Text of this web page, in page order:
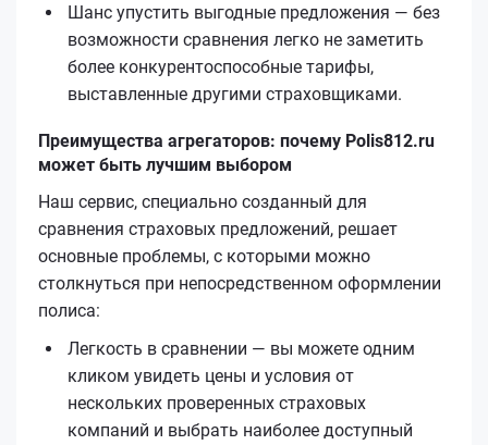
Шанс упустить выгодные предложения — без
возможности сравнения легко не заметить
более конкурентоспособные тарифы,
выставленные другими страховщиками.
Преимущества агрегаторов: почему Polis812.ru
может быть лучшим выбором
Наш сервис, специально созданный для
сравнения страховых предложений, решает
основные проблемы, с которыми можно
столкнуться при непосредственном оформлении
полиса:
Легкость в сравнении — вы можете одним
кликом увидеть цены и условия от
нескольких проверенных страховых
компаний и выбрать наиболее доступный